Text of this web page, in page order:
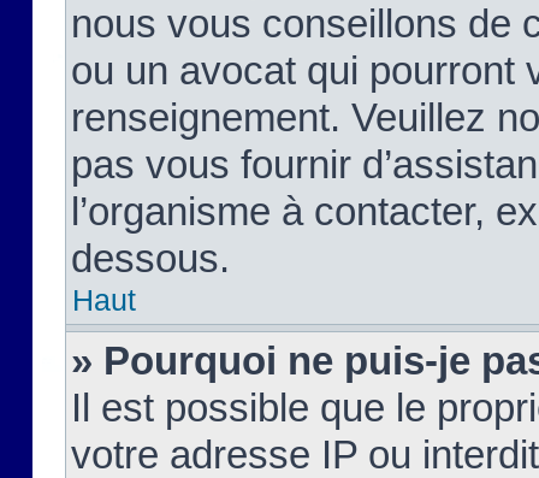
nous vous conseillons de
ou un avocat qui pourront
renseignement. Veuillez
pas vous fournir
l’organisme à contacter,
dessous.
Haut
» Pourquoi ne puis-je
Il est possible que le
votre adresse IP ou